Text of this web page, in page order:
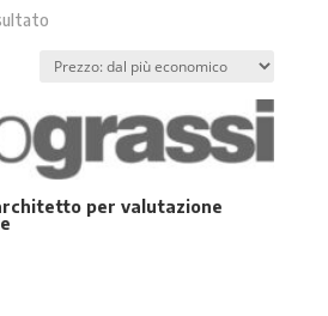
per valutazione